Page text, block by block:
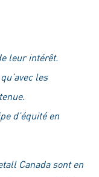
leur intérêt.
les
d’équité en
Canada sont en